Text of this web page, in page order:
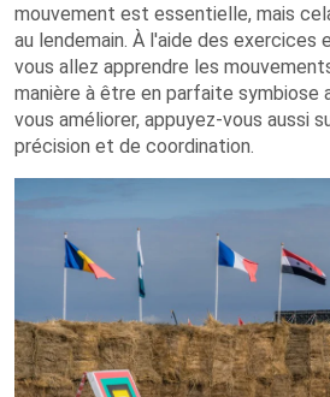
mouvement est essentielle, mais
au lendemain. À l'aide des
vous allez apprendre les
manière à être en parfaite symbiose
vous améliorer, appuyez-vous aussi
précision et de coordination.